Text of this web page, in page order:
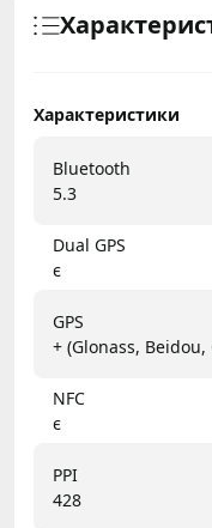
Характеристики
Bluetooth
5.3
Dual GPS
є
GPS
+ (Glonass, Beidou,
NFC
є
PPI
428